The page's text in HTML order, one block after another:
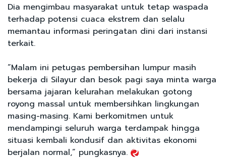
Dia mengimbau masyarakat untuk tetap waspada
terhadap potensi cuaca ekstrem dan selalu
memantau informasi peringatan dini dari instansi
terkait.
“Malam ini petugas pembersihan lumpur masih
bekerja di Silayur dan besok pagi saya minta warga
bersama jajaran kelurahan melakukan gotong
royong massal untuk membersihkan lingkungan
masing-masing. Kami berkomitmen untuk
mendampingi seluruh warga terdampak hingga
situasi kembali kondusif dan aktivitas ekonomi
berjalan normal,” pungkasnya.